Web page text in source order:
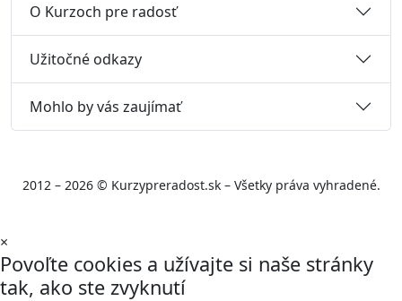
O Kurzoch pre radosť
Užitočné odkazy
Mohlo by vás zaujímať
2012 – 2026 © Kurzypreradost.sk – Všetky práva vyhradené.
×
Povoľte cookies a užívajte si naše stránky
tak, ako ste zvyknutí